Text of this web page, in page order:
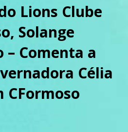
Lions Clube
Solange
– Comenta a
Célia
CFormoso